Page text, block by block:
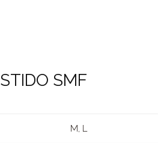
SMF
M, L